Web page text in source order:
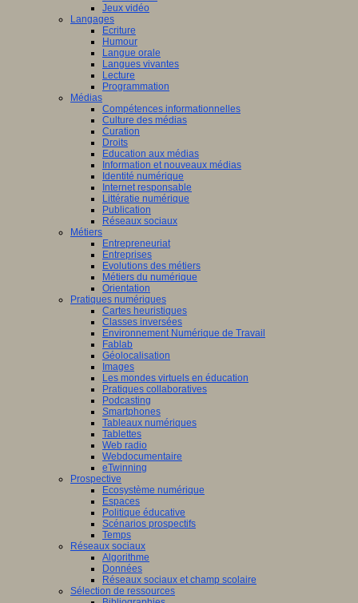
Jeux vidéo
Langages
Ecriture
Humour
Langue orale
Langues vivantes
Lecture
Programmation
Médias
Compétences informationnelles
Culture des médias
Curation
Droits
Education aux médias
Information et nouveaux médias
Identité numérique
Internet responsable
Littératie numérique
Publication
Réseaux sociaux
Métiers
Entrepreneuriat
Entreprises
Evolutions des métiers
Métiers du numérique
Orientation
Pratiques numériques
Cartes heuristiques
Classes inversées
Environnement Numérique de Travail
Fablab
Géolocalisation
Images
Les mondes virtuels en éducation
Pratiques collaboratives
Podcasting
Smartphones
Tableaux numériques
Tablettes
Web radio
Webdocumentaire
eTwinning
Prospective
Ecosystème numérique
Espaces
Politique éducative
Scénarios prospectifs
Temps
Réseaux sociaux
Algorithme
Données
Réseaux sociaux et champ scolaire
Sélection de ressources